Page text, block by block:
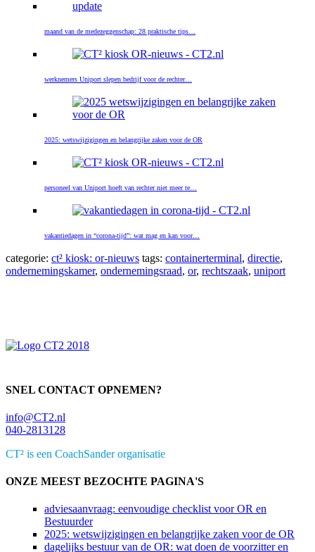
maand van de medezeggenschap: 28 praktische tips…
werknemers Uniport slepen bedrijf voor de rechter…
2025: wetswijzigingen en belangrijke zaken voor de OR
personeel van Uniport hoeft van rechter niet meer te…
vakantiedagen in “corona-tijd”: wat mag en kan voor…
categorie: ct² kiosk: or-nieuws tags: containerterminal, directie,
ondernemingskamer, ondernemingsraad, or, rechtszaak, uniport
SNEL CONTACT OPNEMEN?
info@CT2.nl
040-2813128
CT² is een CoachSander organisatie
ONZE MEEST BEZOCHTE PAGINA'S
adviesaanvraag: eenvoudige checklist voor OR en
Bestuurder
2025: wetswijzigingen en belangrijke zaken voor de OR
dagelijks bestuur van de OR: wat doen de voorzitter en